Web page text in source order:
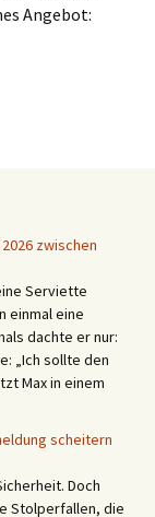
Angebot:
durch
zwischen
Serviette
einmal eine
dachte er nur:
„Ich sollte den
Max in einem
scheitern
Doch
Stolperfallen, die